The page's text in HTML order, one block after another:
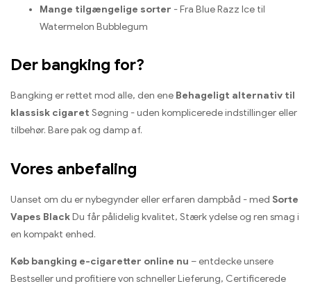
Mange tilgængelige sorter - Fra Blue Razz Ice til
Watermelon Bubblegum
Der bangking for?
Bangking er rettet mod alle, den ene Behageligt alternativ til
klassisk cigaret Søgning - uden komplicerede indstillinger eller
tilbehør. Bare pak og damp af.
Vores anbefaling
Uanset om du er nybegynder eller erfaren dampbåd - med Sorte
Vapes BlackDu får pålidelig kvalitet, Stærk ydelse og ren smag i
en kompakt enhed.
Køb bangking e-cigaretter online nu – entdecke unsere
Bestseller und profitiere von schneller Lieferung, Certificerede